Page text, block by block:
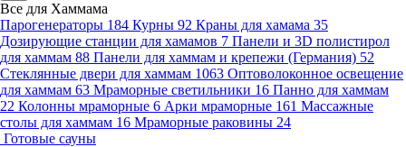
Все для Хаммама
Парогенераторы 184 Курны 92 Краны для хамама 35
Дозирующие станции для хамамов 7 Панели и 3D полистирол
для хаммам 88 Панели для хаммам и крепежи (Германия) 52
Стеклянные двери для хаммам 1063 Оптоволоконное освещение
для хаммам 63 Мраморные светильники 16 Панно для хаммам
22 Колонны мраморные 6 Арки мраморные 161 Массажные
столы для хаммам 16 Мраморные раковины 24
Готовые сауны